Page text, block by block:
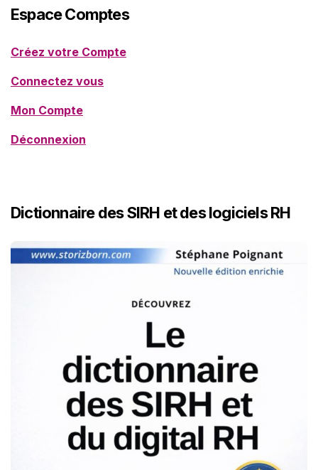
Espace Comptes
Créez votre Compte
Connectez vous
Mon Compte
Déconnexion
Dictionnaire des SIRH et des logiciels RH